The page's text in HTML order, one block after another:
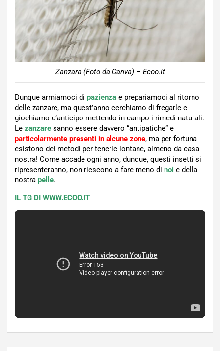
Zanzara (Foto da Canva) – Ecoo.it
Dunque armiamoci di pazienza e prepariamoci al ritorno
delle zanzare, ma quest’anno cerchiamo di fregarle e
giochiamo d’anticipo mettendo in campo i rimedi naturali.
Le zanzare sanno essere davvero “antipatiche” e
particolarmente presenti in alcune zone, ma per fortuna
esistono dei metodi per tenerle lontane, almeno da casa
nostra! Come accade ogni anno, dunque, questi insetti si
ripresenteranno, non riescono a fare meno di noi e della
nostra pelle.
IL TG DI WWW.ECOO.IT